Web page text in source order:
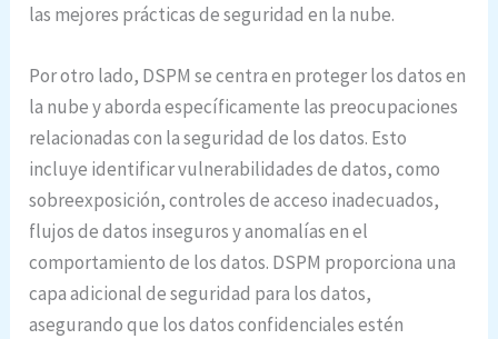
las mejores prácticas de seguridad en la nube.
Por otro lado, DSPM se centra en proteger los datos en
la nube y aborda específicamente las preocupaciones
relacionadas con la seguridad de los datos. Esto
incluye identificar vulnerabilidades de datos, como
sobreexposición, controles de acceso inadecuados,
flujos de datos inseguros y anomalías en el
comportamiento de los datos. DSPM proporciona una
capa adicional de seguridad para los datos,
asegurando que los datos confidenciales estén